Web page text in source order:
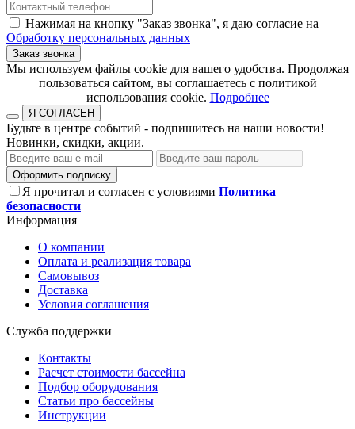
Нажимая на кнопку "Заказ звонка", я даю согласие на
Обработку персональных данных
Заказ звонка
​​​​​​​Мы используем файлы cookie для вашего удобства. Продолжая
пользоваться сайтом, вы соглашаетесь с политикой
использования cookie.​​​​​​​ Подробнее
Я СОГЛАСЕН
Будьте в центре событий - подпишитесь на наши новости!
Новинки, скидки, акции.
Оформить подписку
Я прочитал и согласен с условиями Политика
безопасности
Информация
О компании
Оплата и реализация товара
Самовывоз
Доставка
Условия соглашения
Служба поддержки
Контакты
Расчет стоимости бассейна
Подбор оборудования
Статьи про бассейны
Инструкции